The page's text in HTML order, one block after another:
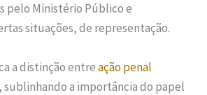
pelo Ministério Público e
situações, de representação.
a distinção entreação penal
sublinhando a importância do papel